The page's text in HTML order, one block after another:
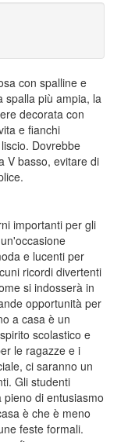
con spalline e
spalla più ampia, la
decorata con
e fianchi
Dovrebbe
V basso, evitare di
importanti per gli
e lucenti per
ricordi divertenti
si indosserà in
opportunità per
a casa è un
scolastico e
le ragazze e i
ci saranno un
Gli studenti
di entusiasmo
è che è meno
feste formali.